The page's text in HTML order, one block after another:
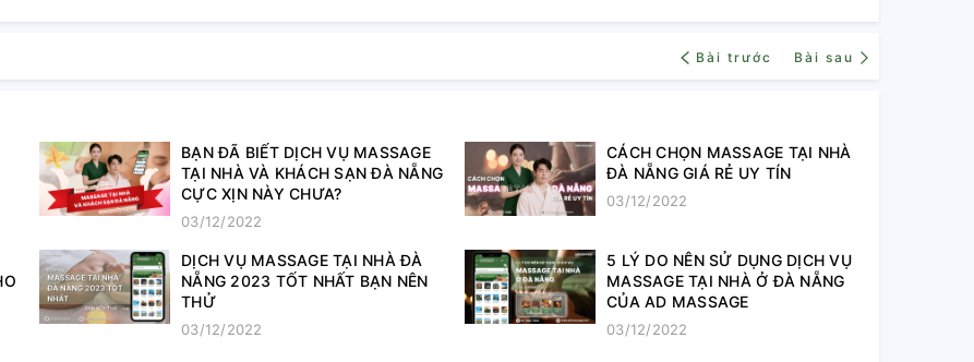
Bài trước Bài sau
BẠN ĐÃ BIẾT DỊCH VỤ MASSAGE
TẠI NHÀ VÀ KHÁCH SẠN ĐÀ NẴNG
CỰC XỊN NÀY CHƯA?
03/12/2022
CÁCH CHỌN MASSAGE TẠI NHÀ
ĐÀ NẴNG GIÁ RẺ UY TÍN
03/12/2022
​​​​​​​DỊCH VỤ MASSAGE TẠI NHÀ ĐÀ
NẴNG 2023 TỐT NHẤT BẠN NÊN
THỬ
03/12/2022
5 LÝ DO NÊN SỬ DỤNG DỊCH VỤ
MASSAGE TẠI NHÀ Ở ĐÀ NẴNG
CỦA AD MASSAGE
03/12/2022